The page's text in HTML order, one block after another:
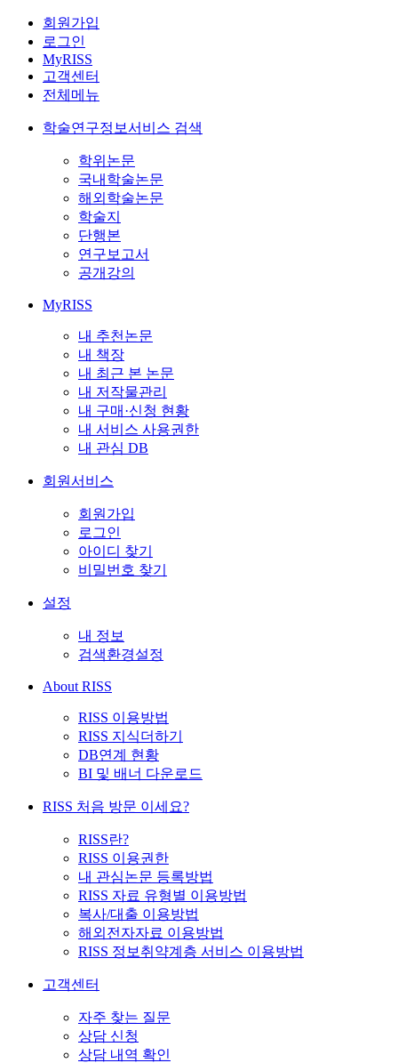
회원가입
로그인
MyRISS
고객센터
전체메뉴
학술연구정보서비스 검색
학위논문
국내학술논문
해외학술논문
학술지
단행본
연구보고서
공개강의
MyRISS
내 추천논문
내 책장
내 최근 본 논문
내 저작물관리
내 구매·신청 현황
내 서비스 사용권한
내 관심 DB
회원서비스
회원가입
로그인
아이디 찾기
비밀번호 찾기
설정
내 정보
검색환경설정
About RISS
RISS 이용방법
RISS 지식더하기
DB연계 현황
BI 및 배너 다운로드
RISS 처음 방문 이세요?
RISS란?
RISS 이용권한
내 관심논문 등록방법
RISS 자료 유형별 이용방법
복사/대출 이용방법
해외전자자료 이용방법
RISS 정보취약계층 서비스 이용방법
고객센터
자주 찾는 질문
상담 신청
상담 내역 확인